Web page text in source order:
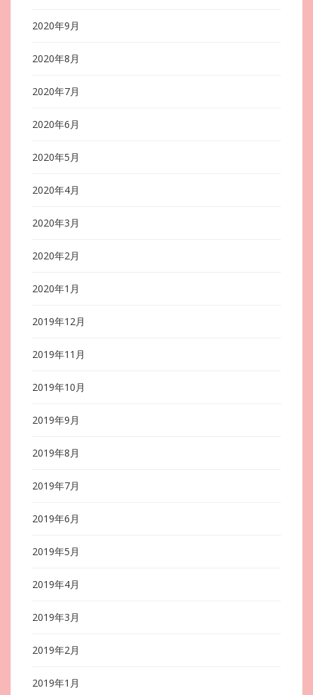
2020年9月
2020年8月
2020年7月
2020年6月
2020年5月
2020年4月
2020年3月
2020年2月
2020年1月
2019年12月
2019年11月
2019年10月
2019年9月
2019年8月
2019年7月
2019年6月
2019年5月
2019年4月
2019年3月
2019年2月
2019年1月